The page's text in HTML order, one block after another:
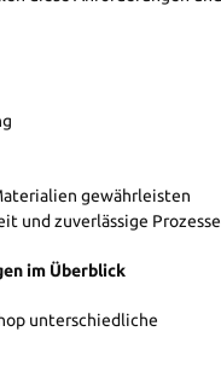
gewährleisten
und zuverlässige
im Überblick
unterschiedliche